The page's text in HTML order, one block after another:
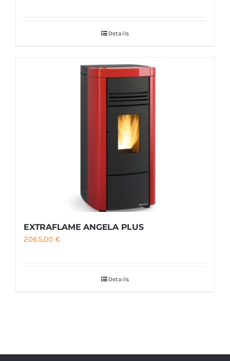
2041,67 €
2416,67 €
Details
EXTRAFLAME ANGELA PLUS
2065,00 €
Details